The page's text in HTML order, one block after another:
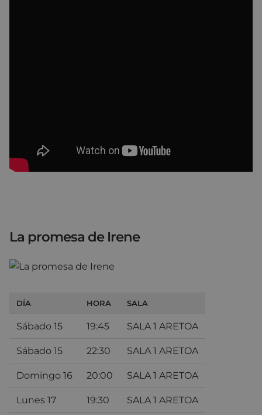
La promesa de Irene
DÍA HORA SALA
Sábado 15 19:45 SALA 1 ARETOA
Sábado 15 22:30 SALA 1 ARETOA
Domingo 16 20:00 SALA 1 ARETOA
Lunes 17 19:30 SALA 1 ARETOA